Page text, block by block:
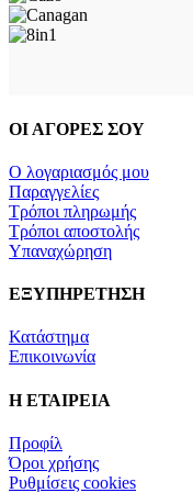
ΟΙ ΑΓΟΡΕΣ ΣΟΥ
Ο λογαριασμός μου
Παραγγελίες
Τρόποι πληρωμής
Τρόποι αποστολής
Υπαναχώρηση
ΕΞΥΠΗΡΕΤΗΣΗ
Κατάστημα
Επικοινωνία
Η ΕΤΑΙΡΕΙΑ
Προφίλ
Όροι χρήσης
Ρυθμίσεις cookies